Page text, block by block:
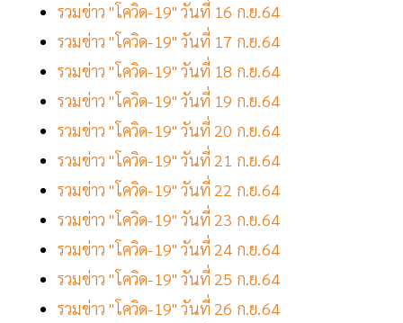
รวมข่าว "โควิด-19" วันที่ 16 ก.ย.64
รวมข่าว "โควิด-19" วันที่ 17 ก.ย.64
รวมข่าว "โควิด-19" วันที่ 18 ก.ย.64
รวมข่าว "โควิด-19" วันที่ 19 ก.ย.64
รวมข่าว "โควิด-19" วันที่ 20 ก.ย.64
รวมข่าว "โควิด-19" วันที่ 21 ก.ย.64
รวมข่าว "โควิด-19" วันที่ 22 ก.ย.64
รวมข่าว "โควิด-19" วันที่ 23 ก.ย.64
รวมข่าว "โควิด-19" วันที่ 24 ก.ย.64
รวมข่าว "โควิด-19" วันที่ 25 ก.ย.64
รวมข่าว "โควิด-19" วันที่ 26 ก.ย.64